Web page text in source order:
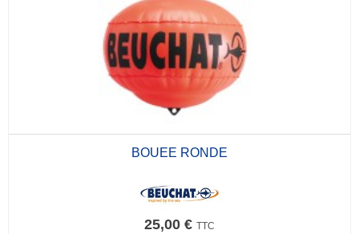
BOUEE RONDE
25,00 € TTC